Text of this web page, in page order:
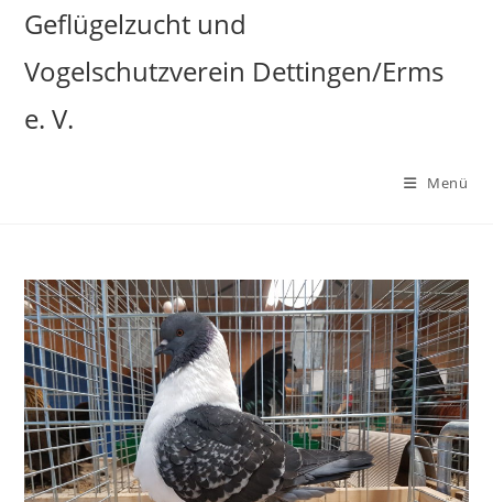
Zum
Inhalt
springen
Geflügelzucht und
Vogelschutzverein Dettingen/Erms
e. V.
Menü